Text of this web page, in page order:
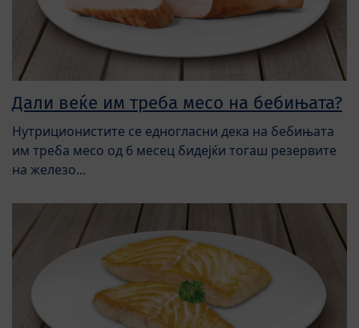
Дали веќе им треба месо на бебињата?
Нутриционистите се едногласни дека на бебињата
им треба месо од 6 месец бидејќи тогаш резервите
на железо...